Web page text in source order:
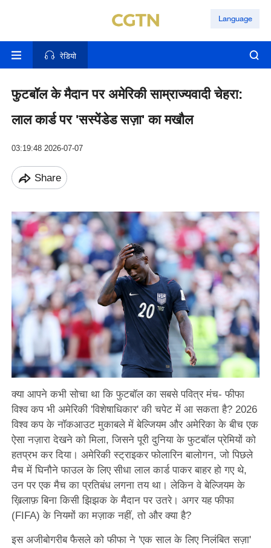
Language
रेडियो
फुटबॉल के मैदान पर अमेरिकी साम्राज्यवादी चेहरा:
लाल कार्ड पर 'सस्पेंडेड सज़ा' का मखौल
03:19:48 2026-07-07
Share
क्या आपने कभी सोचा था कि फुटबॉल का सबसे पवित्र मंच- फीफा
विश्व कप भी अमेरिकी 'विशेषाधिकार' की चपेट में आ सकता है? 2026
विश्व कप के नॉकआउट मुकाबले में बेल्जियम और अमेरिका के बीच एक
ऐसा नज़ारा देखने को मिला, जिसने पूरी दुनिया के फुटबॉल प्रेमियों को
हतप्रभ कर दिया। अमेरिकी स्ट्राइकर फोलारिन बालोगन, जो पिछले
मैच में घिनौने फाउल के लिए सीधा लाल कार्ड पाकर बाहर हो गए थे,
उन पर एक मैच का प्रतिबंध लगना तय था। लेकिन वे बेल्जियम के
ख़िलाफ़ बिना किसी झिझक के मैदान पर उतरे। अगर यह फीफा
(FIFA) के नियमों का मज़ाक नहीं, तो और क्या है?
इस अजीबोगरीब फैसले को फीफा ने 'एक साल के लिए निलंबित सज़ा'